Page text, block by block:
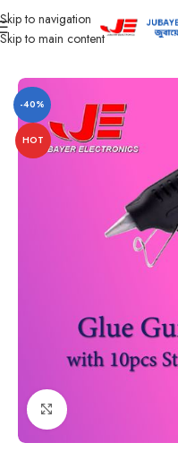
Skip to navigation
Skip to main content
Home Accessories
-40%
HOT
Click to enlarge